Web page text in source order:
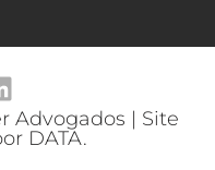
Advogados | Site
DATA.